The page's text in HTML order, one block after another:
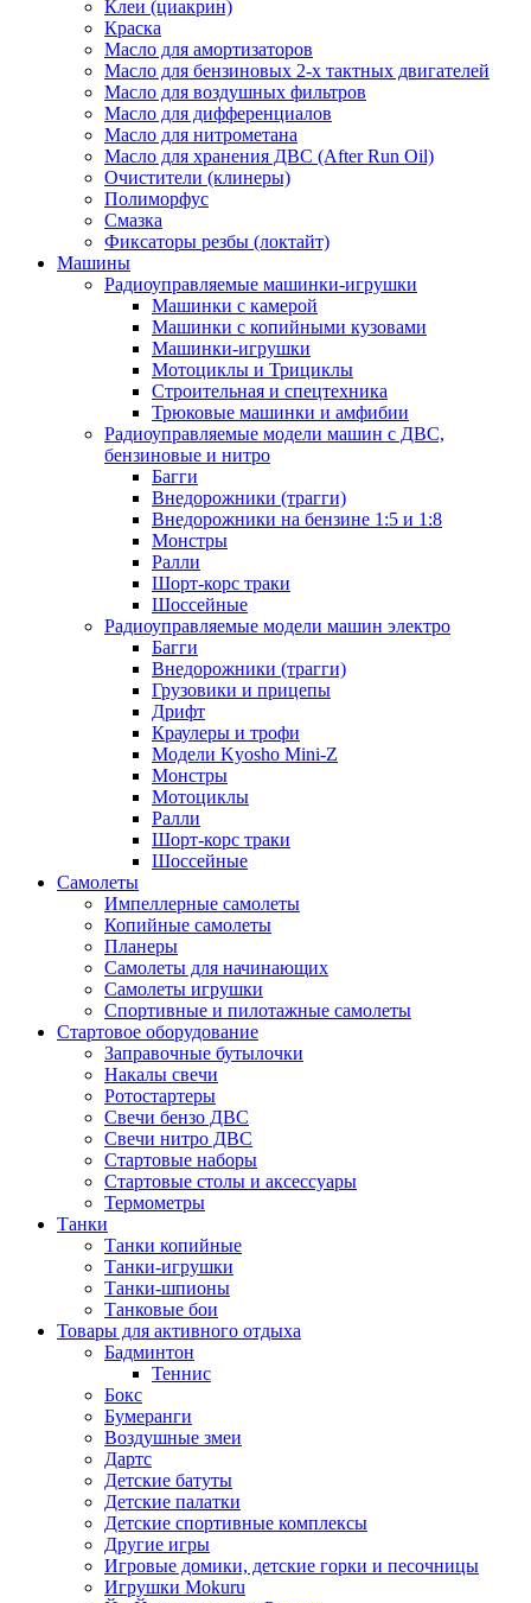
Клеи (циакрин)
Краска
Масло для амортизаторов
Масло для бензиновых 2-х тактных двигателей
Масло для воздушных фильтров
Масло для дифференциалов
Масло для нитрометана
Масло для хранения ДВС (After Run Oil)
Очистители (клинеры)
Полиморфус
Смазка
Фиксаторы резбы (локтайт)
Машины
Радиоуправляемые машинки-игрушки
Машинки с камерой
Машинки с копийными кузовами
Машинки-игрушки
Мотоциклы и Трициклы
Строительная и спецтехника
Трюковые машинки и амфибии
Радиоуправляемые модели машин с ДВС,
бензиновые и нитро
Багги
Внедорожники (трагги)
Внедорожники на бензине 1:5 и 1:8
Монстры
Ралли
Шорт-корс траки
Шоссейные
Радиоуправляемые модели машин электро
Багги
Внедорожники (трагги)
Грузовики и прицепы
Дрифт
Краулеры и трофи
Модели Kyosho Mini-Z
Монстры
Мотоциклы
Ралли
Шорт-корс траки
Шоссейные
Самолеты
Импеллерные самолеты
Копийные самолеты
Планеры
Самолеты для начинающих
Самолеты игрушки
Спортивные и пилотажные самолеты
Стартовое оборудование
Заправочные бутылочки
Накалы свечи
Ротостартеры
Свечи бензо ДВС
Свечи нитро ДВС
Стартовые наборы
Стартовые столы и аксессуары
Термометры
Танки
Танки копийные
Танки-игрушки
Танки-шпионы
Танковые бои
Товары для активного отдыха
Бадминтон
Теннис
Бокс
Бумеранги
Воздушные змеи
Дартс
Детские батуты
Детские палатки
Детские спортивные комплексы
Другие игры
Игровые домики, детские горки и песочницы
Игрушки Mokuru